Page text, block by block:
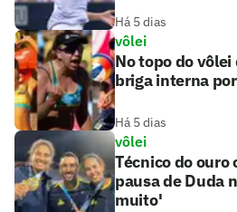
Há 5 dias
vôlei
No topo do
briga interna
Há 5 dias
vôlei
Técnico do
pausa de Duda
muito'